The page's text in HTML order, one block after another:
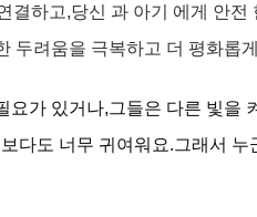
하고,당신 과 아기 에게 안전
두려움을 극복하고 더 평화롭
가 있거나,그들은 다른 빛을
다도 너무 귀여워요.그래서